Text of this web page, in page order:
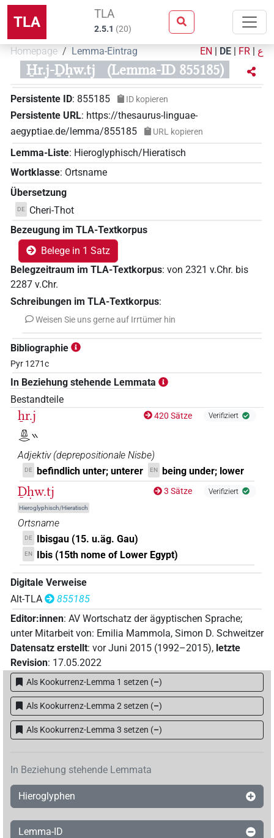
TLA TLA
2.5.1 (20)
Homepage Lemma-Eintrag EN | DE | FR | ع
H̱r.j-Ḏḥw.tj (Lemma-ID 855185)
Persistente ID: 855185 ID kopieren
Persistente URL: https://thesaurus-linguae-
aegyptiae.de/lemma/855185
URL kopieren
Lemma-Liste: Hieroglyphisch/Hieratisch
Wortklasse: Ortsname
Übersetzung
DE
Cheri-Thot
Bezeugung im TLA-Textkorpus
Belege in 1 Satz
Belegzeitraum im TLA-Textkorpus: von 2321 v.Chr. bis
2287 v.Chr.
Schreibungen im TLA-Textkorpus:
Weisen Sie uns gerne auf Irrtümer hin
Bibliographie
Pyr 1271c
In Beziehung stehende Lemmata
Bestandteile
ẖr.j
𓌨𓂋𓏭
420 Sätze Verifiziert
Adjektiv (deprepositionale Nisbe)
DE befindlich unter; unterer EN being under; lower
Ḏḥw.tj
Hieroglyphisch/Hieratisch
3 Sätze Verifiziert
Ortsname
DE Ibisgau (15. u.äg. Gau)
EN Ibis (15th nome of Lower Egypt)
Digitale Verweise
Alt-TLA
855185
Editor:innen: AV Wortschatz der ägyptischen Sprache;
unter Mitarbeit von: Emilia Mammola, Simon D. Schweitzer
Datensatz erstellt: vor Juni 2015 (1992–2015), letzte
Revision: 17.05.2022
Als Kookurrenz-Lemma 1 setzen (–)
Als Kookurrenz-Lemma 2 setzen (–)
Als Kookurrenz-Lemma 3 setzen (–)
In Beziehung stehende Lemmata
Hieroglyphen
Lemma-ID